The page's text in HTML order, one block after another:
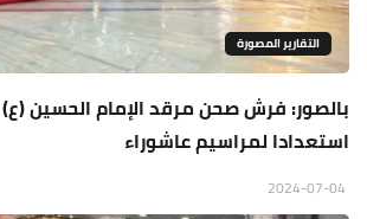
التقارير المصورة
بالصور: فرش صحن مرقد الإمام الحسين (ع)
استعدادا لمراسيم عاشوراء